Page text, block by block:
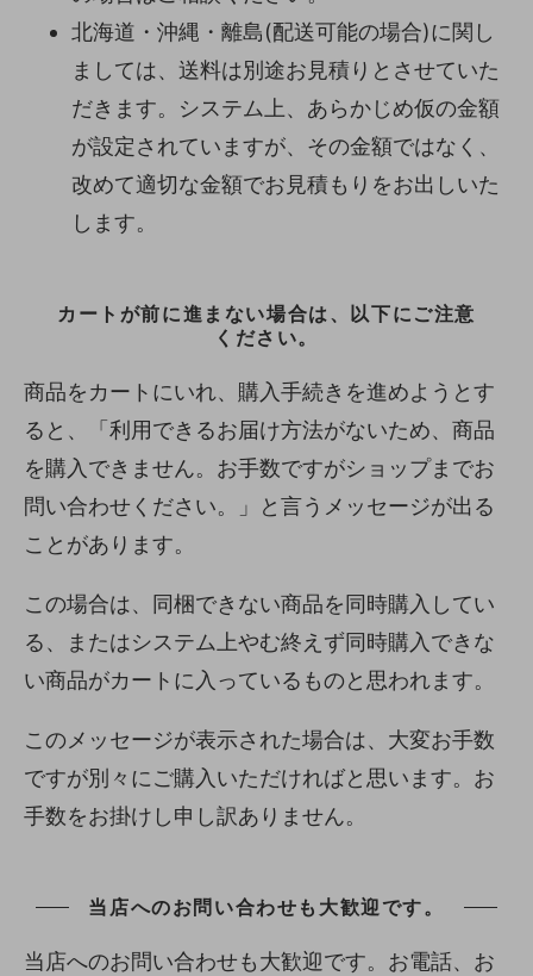
北海道・沖縄・離島(配送可能の場合)に関し
ましては、送料は別途お見積りとさせていた
だきます。システム上、あらかじめ仮の金額
が設定されていますが、その金額ではなく、
改めて適切な金額でお見積もりをお出しいた
します。
カートが前に進まない場合は、以下にご注意
ください。
商品をカートにいれ、購入手続きを進めようとす
ると、「利用できるお届け方法がないため、商品
を購入できません。お手数ですがショップまでお
問い合わせください。」と言うメッセージが出る
ことがあります。
この場合は、同梱できない商品を同時購入してい
る、またはシステム上やむ終えず同時購入できな
い商品がカートに入っているものと思われます。
このメッセージが表示された場合は、大変お手数
ですが別々にご購入いただければと思います。お
手数をお掛けし申し訳ありません。
当店へのお問い合わせも大歓迎です。
当店へのお問い合わせも大歓迎です。お電話、お